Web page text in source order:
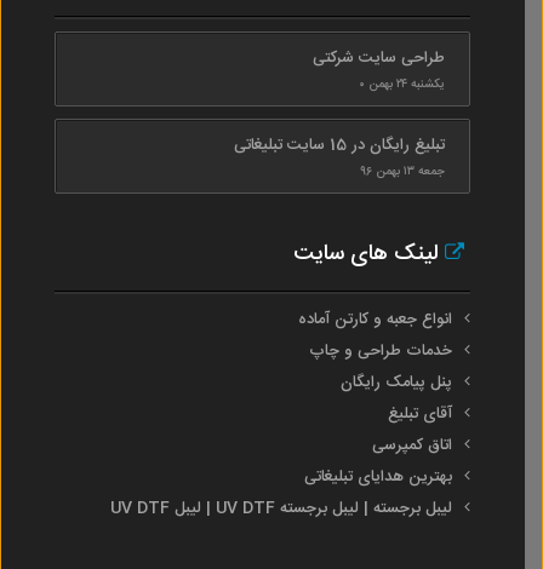
طراحی سایت شرکتی
یکشنبه ۲۴ بهمن ۰
تبلیغ رایگان در 15 سایت تبلیغاتی
جمعه ۱۳ بهمن ۹۶
لینک های سایت
انواع جعبه و کارتن آماده
خدمات طراحی و چاپ
پنل پیامک رایگان
آقای تبلیغ
اتاق کمپرسی
بهترین هدایای تبلیغاتی
لیبل برجسته | لیبل برجسته UV DTF | لیبل UV DTF